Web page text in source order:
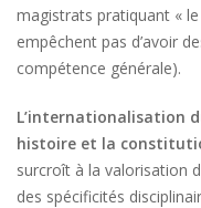
magistrats pratiquant «
empêchent pas d’avoir
compétence générale).
L’internationalisation
histoire et la
surcroît à la valorisation
des spécificités